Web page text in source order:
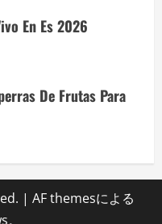
En Es 2026
De Frutas Para
| AF themesによる
。